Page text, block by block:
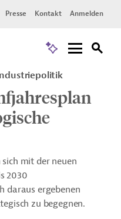
Presse Kontakt Anmelden
mit der neuen
2030
daraus ergebenen
zu begegnen.